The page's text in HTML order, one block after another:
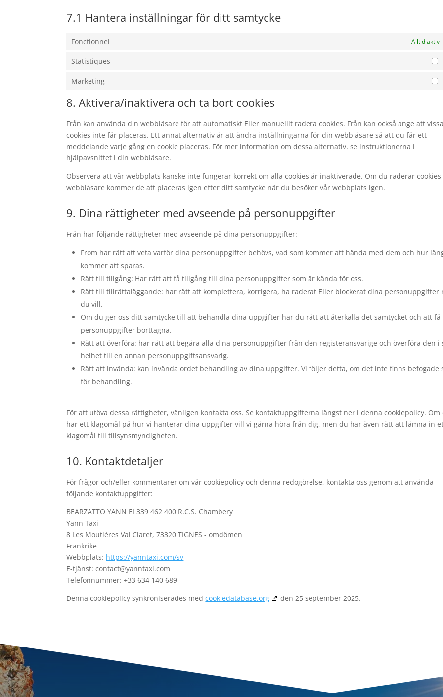
7.1 Hantera inställningar för ditt samtycke
Fonctionnel Alltid aktiv
Statistiques
Marketing
8. Aktivera/inaktivera och ta bort cookies
Från kan använda din webbläsare för att automatiskt Eller manuelllt radera cookies. Från kan också ange att vissa
cookies inte får placeras. Ett annat alternativ är att ändra inställningarna för din webbläsare så att du får ett
meddelande varje gång en cookie placeras. För mer information om dessa alternativ, se instruktionerna i
hjälpavsnittet i din webbläsare.
Observera att vår webbplats kanske inte fungerar korrekt om alla cookies är inaktiverade. Om du raderar
webbläsare kommer de att placeras igen efter ditt samtycke när du besöker vår webbplats igen.
9. Dina rättigheter med avseende på personuppgifter
Från har följande rättigheter med avseende på dina personuppgifter:
From har rätt att veta varför dina personuppgifter behövs, vad som kommer att hända med dem och hur
kommer att sparas.
Rätt till tillgång: Har rätt att få tillgång till dina personuppgifter som är kända för oss.
Rätt till tillrättaläggande: har rätt att komplettera, korrigera, ha raderat Eller blockerat dina personuppgifter
du vill.
Om du ger oss ditt samtycke till att behandla dina uppgifter har du rätt att återkalla det samtycket och att få
personuppgifter borttagna.
Rätt att överföra: har rätt att begära alla dina personuppgifter från den registeransvarige och överföra den i
helhet till en annan personuppgiftsansvarig.
Rätt att invända: kan invända ordet behandling av dina uppgifter. Vi följer detta, om det inte finns befogade
för behandling.
För att utöva dessa rättigheter, vänligen kontakta oss. Se kontaktuppgifterna längst ner i denna cookiepolicy. Om
har ett klagomål på hur vi hanterar dina uppgifter vill vi gärna höra från dig, men du har även rätt att lämna in
klagomål till tillsynsmyndigheten.
10. Kontaktdetaljer
För frågor och/eller kommentarer om vår cookiepolicy och denna redogörelse, kontakta oss genom att använda
följande kontaktuppgifter:
BEARZATTO YANN EI 339 462 400 R.C.S. Chambery
Yann Taxi
8 Les Moutières Val Claret, 73320 TIGNES - omdömen
Frankrike
Webbplats: https://yanntaxi.com/sv
E-tjänst:contact@yanntaxi.com
Telefonnummer: +33 634 140 689
Denna cookiepolicy synkroniserades medcookiedatabase.org den 25 september 2025.